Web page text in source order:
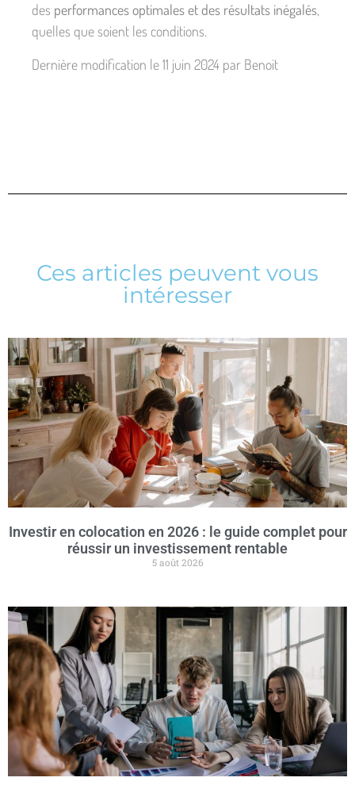
des performances optimales et des résultats inégalés,
quelles que soient les conditions.
Dernière modification le 11 juin 2024 par Benoit
Ces articles peuvent vous
intéresser
Investir en colocation en 2026 : le guide complet pour
réussir un investissement rentable
5 août 2026